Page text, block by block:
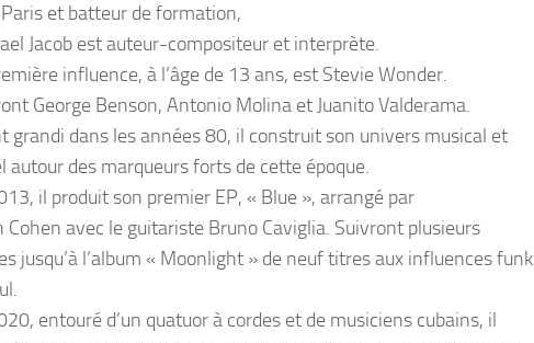
et batteur de formation,
Jacob est auteur-compositeur et interprète.
influence, à l’âge de 13 ans, est Stevie Wonder.
George Benson, Antonio Molina et Juanito Valderama.
grandi dans les années 80, il construit son univers musical et
autour des marqueurs forts de cette époque.
il produit son premier EP, « Blue », arrangé par
Cohen avec le guitariste Bruno Caviglia. Suivront plusieurs
jusqu’à l’album « Moonlight » de neuf titres aux influences funk
entouré d’un quatuor à cordes et de musiciens cubains, il